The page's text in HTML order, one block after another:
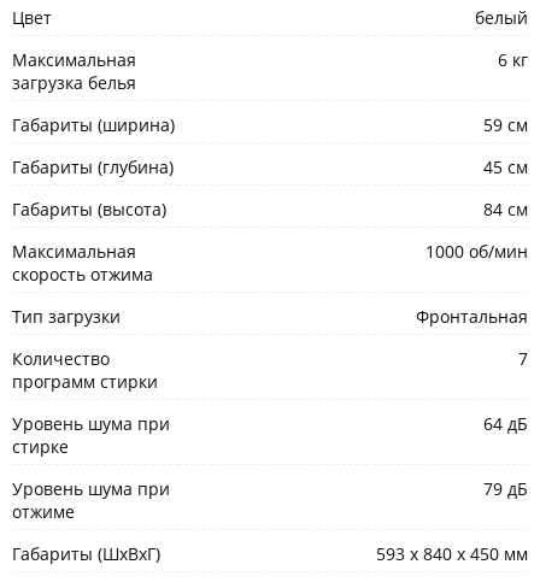
Цвет
белый
Максимальная
загрузка белья
6 кг
Габариты (ширина)
59 см
Габариты (глубина)
45 см
Габариты (высота)
84 см
Максимальная
скорость отжима
1000 об/мин
Тип загрузки
Фронтальная
Количество
программ стирки
7
Уровень шума при
стирке
64 дБ
Уровень шума при
отжиме
79 дБ
Габариты (ШxВxГ)
593 х 840 х 450 мм